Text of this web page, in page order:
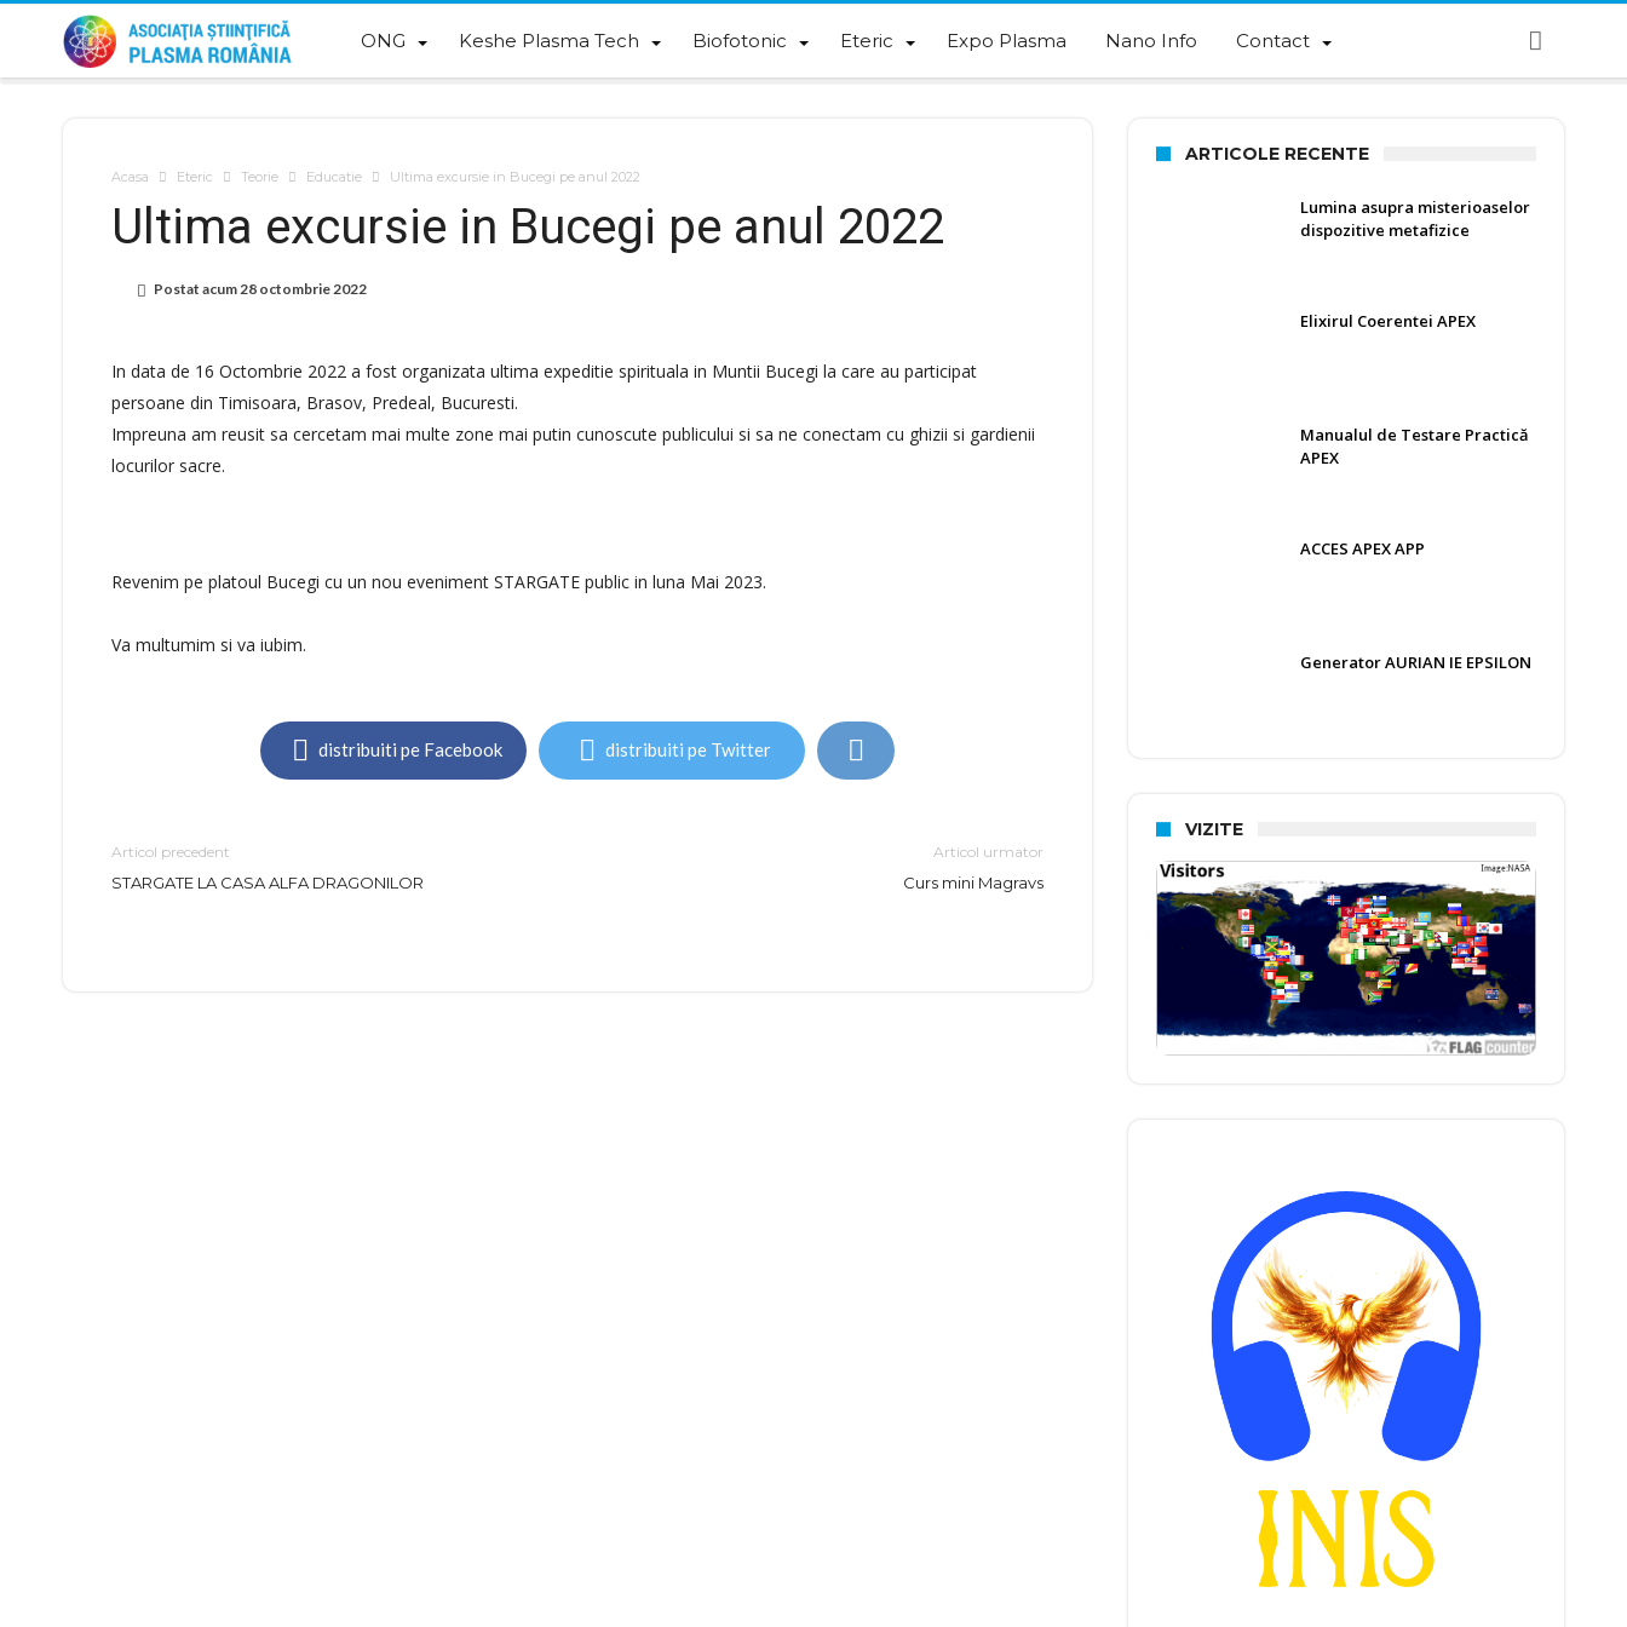
ONG Keshe Plasma Tech Biofotonic Eteric Expo Plasma Nano Info Contact
Acasa Eteric Teorie Educatie Ultima excursie in Bucegi pe anul 2022
Ultima excursie in Bucegi pe anul 2022
Postat acum28 octombrie 2022
In data de 16 Octombrie 2022 a fost organizata ultima expeditie spirituala in Muntii Bucegi la care au participat
persoane din Timisoara, Brasov, Predeal, Bucuresti.
Impreuna am reusit sa cercetam mai multe zone mai putin cunoscute publicului si sa ne conectam cu ghizii si gardienii
locurilor sacre.
Revenim pe platoul Bucegi cu un nou eveniment STARGATE public in luna Mai 2023.
Va multumim si va iubim.
distribuiti pe Facebook distribuiti pe Twitter
Articol precedent
STARGATE LA CASA ALFA DRAGONILOR
Articol urmator
Curs mini Magravs
ARTICOLE RECENTE
Lumina asupra misterioaselor
dispozitive metafizice
Elixirul Coerentei APEX
Manualul de Testare Practică
APEX
ACCES APEX APP
Generator AURIAN IE EPSILON
VIZITE